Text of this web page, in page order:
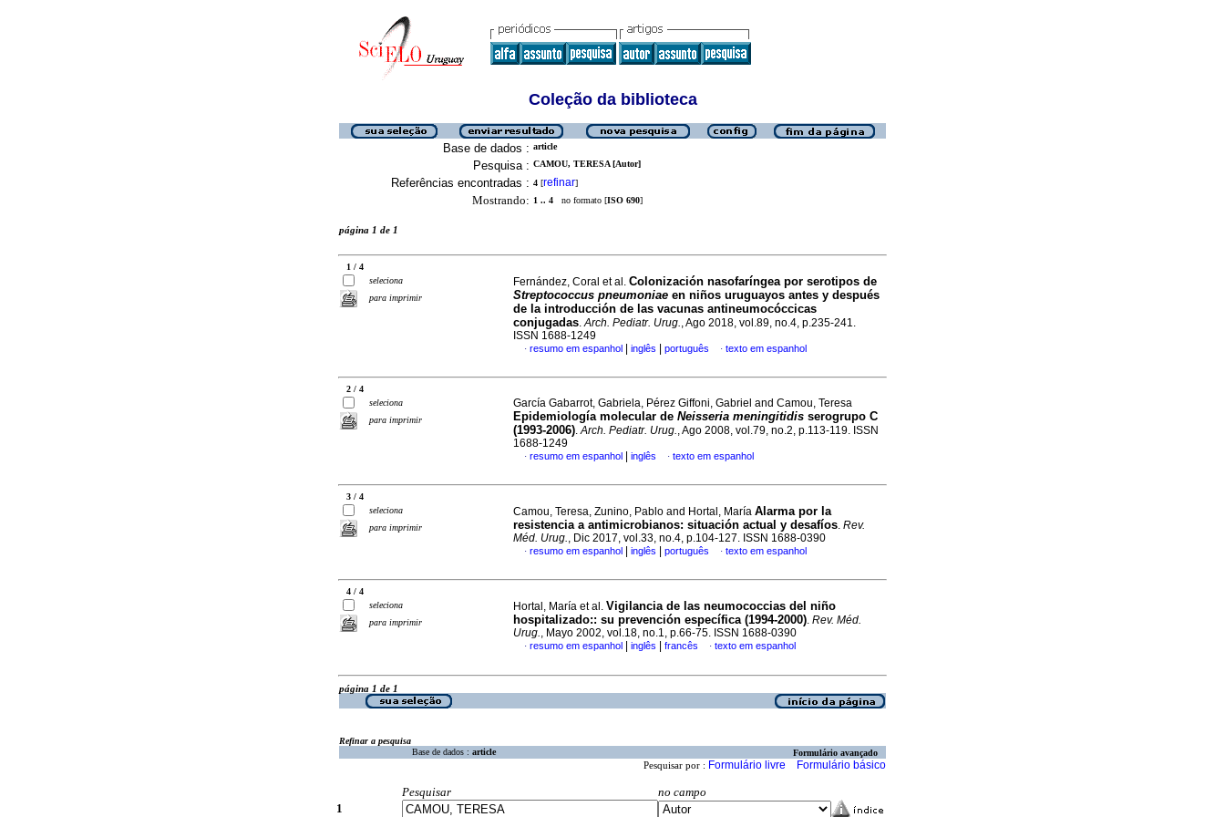
Coleção da biblioteca
Base de dados : article
Pesquisa : CAMOU, TERESA [Autor]
Referências encontradas : 4 [refinar]
Mostrando: 1 .. 4 no formato [ISO 690]
página 1 de 1
1 / 4
seleciona
para imprimir
Fernández, Coral et al. Colonización nasofaríngea por serotipos de
Streptococcus pneumoniae en niños uruguayos antes y después
de la introducción de las vacunas antineumocóccicas
conjugadas.Arch. Pediatr. Urug., Ago 2018, vol.89, no.4, p.235-241.
ISSN 1688-1249
· resumo em espanhol inglês português · texto em espanhol
2 / 4
seleciona
para imprimir
García Gabarrot, Gabriela, Pérez Giffoni, Gabriel and Camou, Teresa
Epidemiología molecular de Neisseria meningitidis serogrupo C
(1993-2006).Arch. Pediatr. Urug., Ago 2008, vol.79, no.2, p.113-119. ISSN
1688-1249
· resumo em espanhol inglês · texto em espanhol
3 / 4
seleciona
para imprimir
Camou, Teresa, Zunino, Pablo and Hortal, María Alarma por la
resistencia a antimicrobianos: situación actual y desafíos. Rev.
Méd. Urug., Dic 2017, vol.33, no.4, p.104-127. ISSN 1688-0390
· resumo em espanhol inglês português · texto em espanhol
4 / 4
seleciona
para imprimir
Hortal, María et al. Vigilancia de las neumococcias del niño
hospitalizado:: su prevención específica (1994-2000). Rev. Méd.
Urug., Mayo 2002, vol.18, no.1, p.66-75. ISSN 1688-0390
· resumo em espanhol inglês francês · texto em espanhol
página 1 de 1
Refinar a pesquisa
Base de dados : article Formulário avançado
Pesquisar por : Formulário livre Formulário básico
Pesquisar
no campo
1